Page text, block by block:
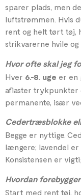
sparer plads, men
luftstrømmen. Hvis
rent og helt tørt tøj,
strikvarerne hvile
Hvor ofte skal jeg
Hver 6.-8. uge er en
aflaster trykpunkter
permanente, især
Cedertræsblokke
Begge er nyttige.
længere; lavendel
Konsistensen er
Hvordan
Start med rent tøj,